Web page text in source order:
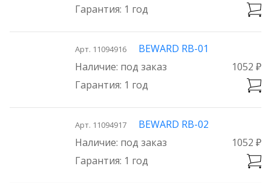
1 год
под заказ
Арт. 11094916
BEWARD RB-01
1052 ₽
1 год
под заказ
Арт. 11094917
BEWARD RB-02
1052 ₽
1 год